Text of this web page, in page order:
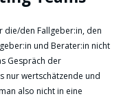
die/den Fallgeber:in, den
und Berater:in nicht
Gespräch der
nur wertschätzende und
also nicht in eine